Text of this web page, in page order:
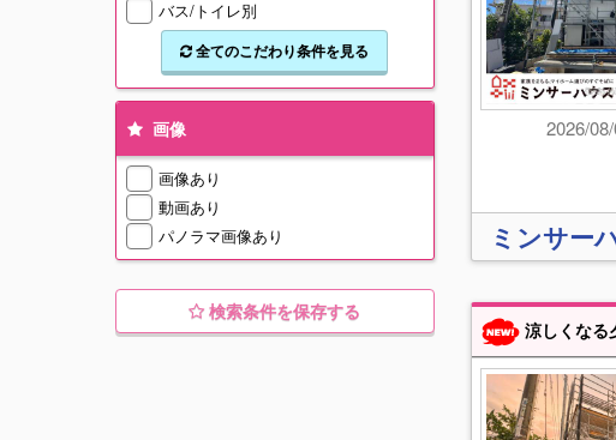
バス/トイレ別
全てのこだわり条件を見る
画像
画像あり
動画あり
パノラマ画像あり
検索条件を保存する
2026/
ミンサー
涼しくなる夕方以降のご見学も大歓迎です✨【A号棟】【大型キャ